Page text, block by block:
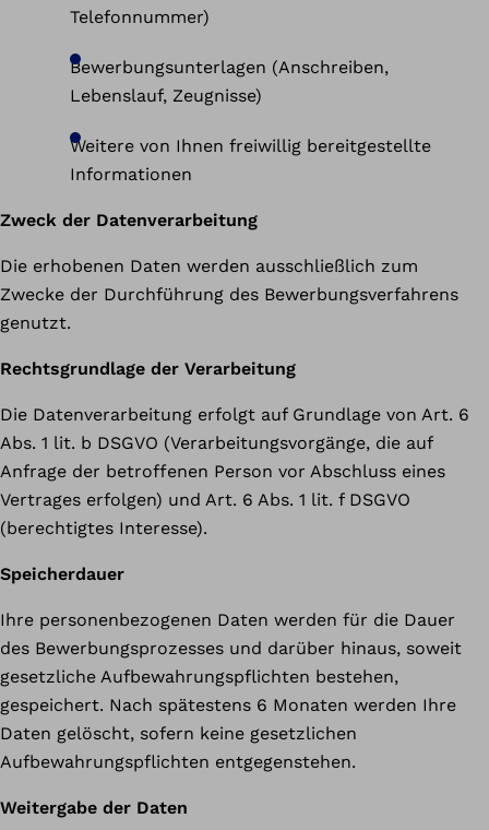
Telefonnummer)
Bewerbungsunterlagen (Anschreiben,
Lebenslauf, Zeugnisse)
Weitere von Ihnen freiwillig bereitgestellte
Informationen
Zweck der Datenverarbeitung
Die erhobenen Daten werden ausschließlich zum
Zwecke der Durchführung des Bewerbungsverfahrens
genutzt.
Rechtsgrundlage der Verarbeitung
Die Datenverarbeitung erfolgt auf Grundlage von Art. 6
Abs. 1 lit. b DSGVO (Verarbeitungsvorgänge, die auf
Anfrage der betroffenen Person vor Abschluss eines
Vertrages erfolgen) und Art. 6 Abs. 1 lit. f DSGVO
(berechtigtes Interesse).
Speicherdauer
Ihre personenbezogenen Daten werden für die Dauer
des Bewerbungsprozesses und darüber hinaus, soweit
gesetzliche Aufbewahrungspflichten bestehen,
gespeichert. Nach spätestens 6 Monaten werden Ihre
Daten gelöscht, sofern keine gesetzlichen
Aufbewahrungspflichten entgegenstehen.
Weitergabe der Daten